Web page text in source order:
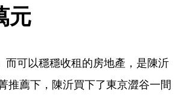
元
而可以穩穩收租的房地產，是陳沂
推薦下，陳沂買下了東京澀谷一間